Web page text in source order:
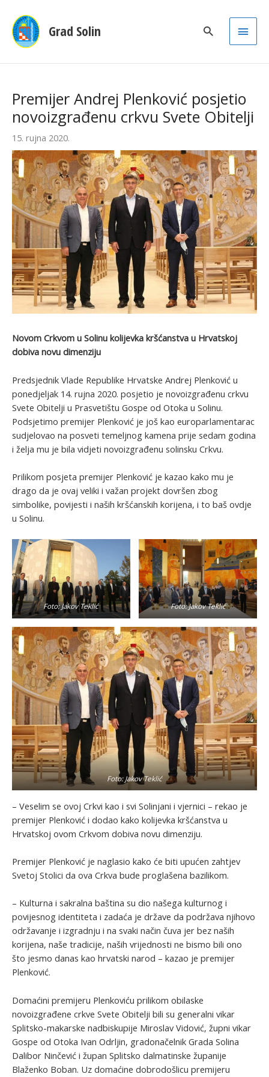
Grad Solin
Main
Premijer Andrej Plenković posjetio
novoizgrađenu crkvu Svete Obitelji
15. rujna 2020.
Novom Crkvom u Solinu kolijevka kršćanstva u Hrvatskoj
dobiva novu dimenziju
Predsjednik Vlade Republike Hrvatske Andrej Plenković u
ponedjeljak 14. rujna 2020. posjetio je novoizgrađenu crkvu
Svete Obitelji u Prasvetištu Gospe od Otoka u Solinu.
Podsjetimo premijer Plenković je još kao europarlamentarac
sudjelovao na posveti temeljnog kamena prije sedam godina
i želja mu je bila vidjeti novoizgrađenu solinsku Crkvu.
Prilikom posjeta premijer Plenković je kazao kako mu je
drago da je ovaj veliki i važan projekt dovršen zbog
simbolike, povijesti i naših kršćanskih korijena, i to baš ovdje
u Solinu.
Foto: Jakov Teklić Foto: Jakov Teklić
Foto: Jakov Teklić
– Veselim se ovoj Crkvi kao i svi Solinjani i vjernici – rekao je
premijer Plenković i dodao kako kolijevka kršćanstva u
Hrvatskoj ovom Crkvom dobiva novu dimenziju.
Premijer Plenković je naglasio kako će biti upućen zahtjev
Svetoj Stolici da ova Crkva bude proglašena bazilikom.
– Kulturna i sakralna baština su dio našega kulturnog i
povijesnog identiteta i zadaća je države da podržava njihovo
održavanje i izgradnju i na svaki način čuva jer bez naših
korijena, naše tradicije, naših vrijednosti ne bismo bili ono
što jesmo danas kao hrvatski narod – kazao je premijer
Plenković.
Domaćini premijeru Plenkoviću prilikom obilaske
novoizgrađene crkve Svete Obitelji bili su generalni vikar
Splitsko-makarske nadbiskupije Miroslav Vidović, župni vikar
Gospe od Otoka Ivan Odrljin, gradonačelnik Grada Solina
Dalibor Ninčević i župan Splitsko dalmatinske županije
Blaženko Boban. Uz domaćine dobrodošlicu premijeru